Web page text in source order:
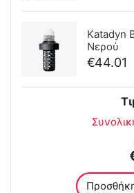
Katadyn
Νερού
€44.01